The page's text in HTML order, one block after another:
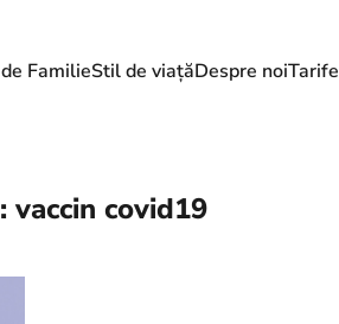
FamilieStil de viațăDespre noiTarife
vaccin covid19